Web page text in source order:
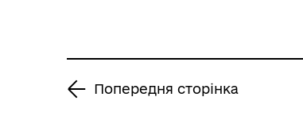
комітету»
Попередня сторінка